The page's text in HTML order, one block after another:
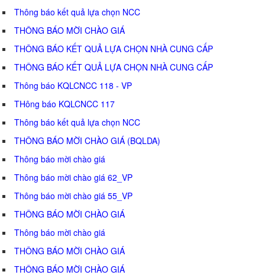
Thông báo kết quả lựa chọn NCC
THÔNG BÁO MỜI CHÀO GIÁ
THÔNG BÁO KẾT QUẢ LỰA CHỌN NHÀ CUNG CẤP
THÔNG BÁO KẾT QUẢ LỰA CHỌN NHÀ CUNG CẤP
Thông báo KQLCNCC 118 - VP
THông báo KQLCNCC 117
Thông báo kết quả lựa chọn NCC
THÔNG BÁO MỜI CHÀO GIÁ (BQLDA)
Thông báo mời chào giá
Thông báo mời chào giá 62_VP
Thông báo mời chào giá 55_VP
THÔNG BÁO MỜI CHÀO GIÁ
Thông báo mời chào giá
THÔNG BÁO MỜI CHÀO GIÁ
THÔNG BÁO MỜI CHÀO GIÁ